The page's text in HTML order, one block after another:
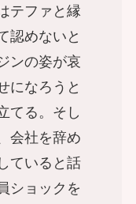
テファと縁
認めないと
ンの姿が哀
になろうと
てる。そし
会社を辞め
ていると話
ショックを